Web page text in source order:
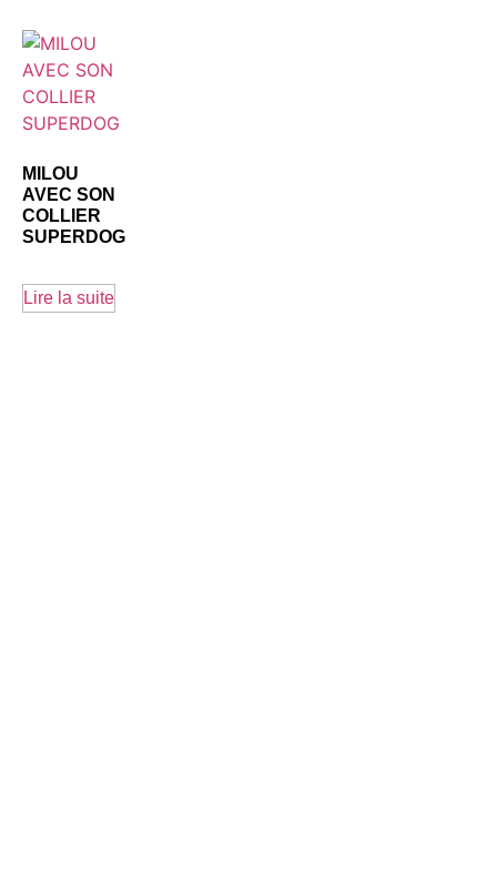
MILOU
AVEC SON
COLLIER
SUPERDOG
Lire la suite